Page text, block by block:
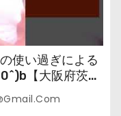
使い過ぎによる
【大阪府茨木
えます。】